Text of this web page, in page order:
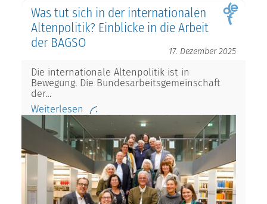
Was tut sich in der internationalen
Altenpolitik? Einblicke in die Arbeit
der BAGSO
17. Dezember 2025
Die internationale Altenpolitik ist in
Bewegung. Die Bundesarbeitsgemeinschaft
der…
Weiterlesen